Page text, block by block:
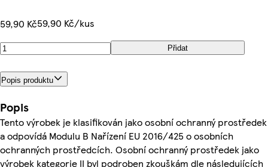
59,90 Kč59,90 Kč/kus
Přidat
Popis produktu
Popis
Tento výrobek je klasifikován jako osobní ochranný prostředek
a odpovídá Modulu B Nařízení EU 2016/425 o osobních
ochranných prostředcích. Osobní ochranný prostředek jako
výrobek kategorie II byl podroben zkouškám dle následujících